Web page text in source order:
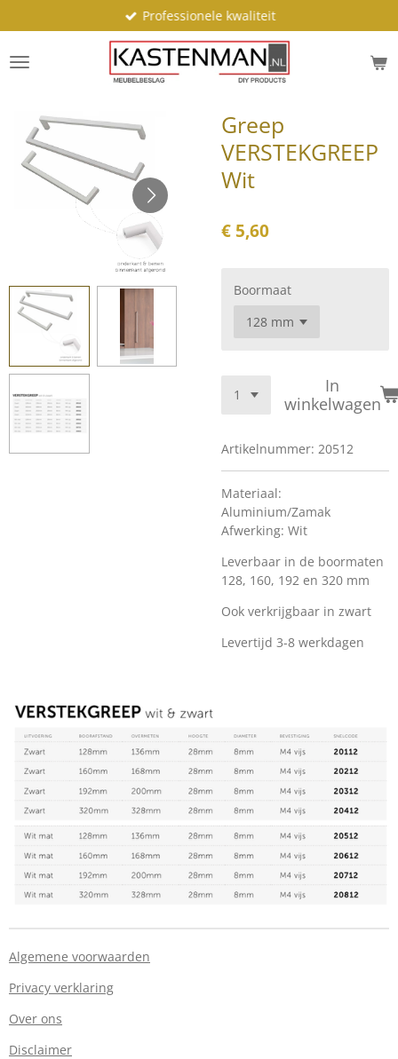
direct
naar
de
Professionele kwaliteit
Greep
VERSTEKGREEP
Wit
€ 5,60
Boormaat
In
winkelwagen
Artikelnummer: 20512
Materiaal:
Aluminium/Zamak
Afwerking: Wit
Leverbaar in de boormaten
128, 160, 192 en 320 mm
Ook verkrijgbaar in zwart
Levertijd 3-8 werkdagen
Algemene voorwaarden
Privacy verklaring
Over ons
Disclaimer